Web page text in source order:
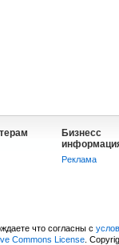
Бизнесс
Реклама
что согласны с
Commons License.